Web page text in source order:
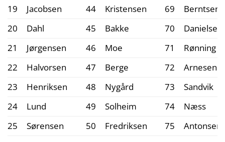
19
Jacobsen 44 Kristensen 69
Berntsen
20
Dahl 45 Bakke 70
Danielsen
21
Jørgensen 46 Moe 71
Rønning
22
Halvorsen 47 Berge 72
Arnesen
23
Henriksen 48 Nygård 73
Sandvik
24
Lund 49 Solheim 74
Næss
25
Sørensen 50 Fredriksen 75 Antonsen